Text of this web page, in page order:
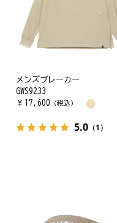
メンズブレーカー
GWS9233
￥ 17,600 （税込）
5.0 （1）